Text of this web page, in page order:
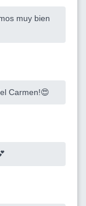
muy bien
Carmen!😍